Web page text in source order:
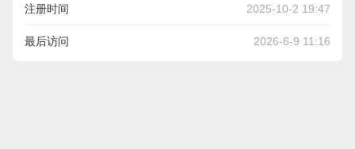
注册时间 2025-10-2 19:47
最后访问 2026-6-9 11:16